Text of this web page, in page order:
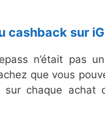
cashback sur
n’était pas
que vous
sur chaque achat